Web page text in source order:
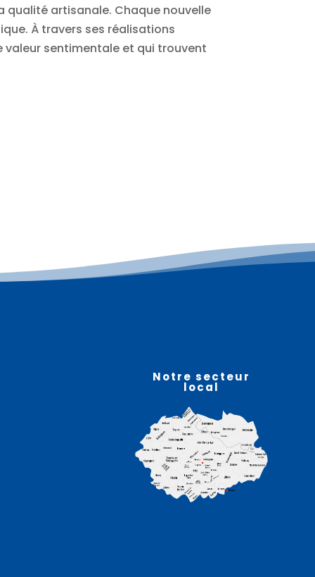
qualité artisanale. Chaque nouvelle
À travers ses réalisations
valeur sentimentale et qui trouvent
Notre secteur
local